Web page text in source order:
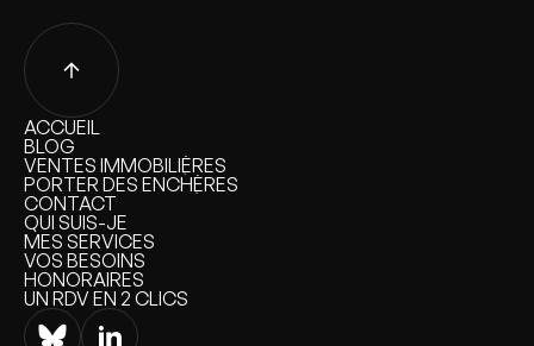
ACCUEIL
ACCUEIL
BLOG
BLOG
VENTES IMMOBILIÈRES
VENTES IMMOBILIÈRES
PORTER DES ENCHÈRES
PORTER DES ENCHÈRES
CONTACT
CONTACT
QUI SUIS-JE
QUI SUIS-JE
MES SERVICES
MES SERVICES
VOS BESOINS
VOS BESOINS
HONORAIRES
HONORAIRES
UN RDV EN 2 CLICS
UN RDV EN 2 CLICS